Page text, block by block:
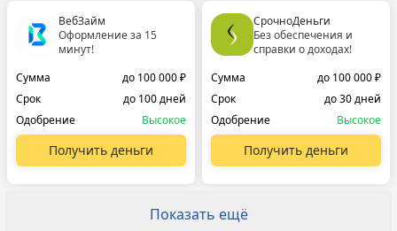
ВебЗайм
Оформление за 15
минут!
Сумма
до 100 000 ₽
Срок
до 100 дней
Одобрение
Высокое
Получить деньги
СрочноДеньги
Без обеспечения и
справки о доходах!
Сумма
до 100 000 ₽
Срок
до 30 дней
Одобрение
Высокое
Получить деньги
Показать ещё